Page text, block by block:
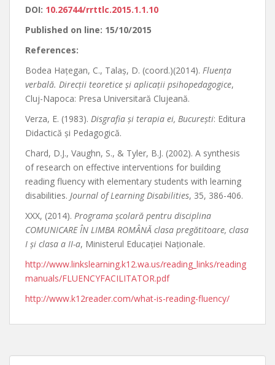
DOI: 10.26744/rrttlc.2015.1.1.10
Published on line: 15/10/2015
References:
Bodea Haţegan, C., Talaş, D. (coord.)(2014). Fluenţa
verbală. Direcţii teoretice şi aplicaţii psihopedagogice,
Cluj-Napoca: Presa Universitară Clujeană.
Verza, E. (1983). Disgrafia şi terapia ei, Bucureşti: Editura
Didactică şi Pedagogică.
Chard, D.J., Vaughn, S., & Tyler, B.J. (2002). A synthesis
of research on effective interventions for building
reading fluency with elementary students with learning
disabilities. Journal of Learning Disabilities, 35, 386-406.
XXX, (2014). Programa şcolară pentru disciplina
COMUNICARE ÎN LIMBA ROMÂNĂ clasa pregătitoare, clasa
I şi clasa a II-a, Ministerul Educaţiei Naţionale.
http://www.linkslearning.k12.wa.us/reading_links/reading
manuals/FLUENCYFACILITATOR.pdf
http://www.k12reader.com/what-is-reading-fluency/